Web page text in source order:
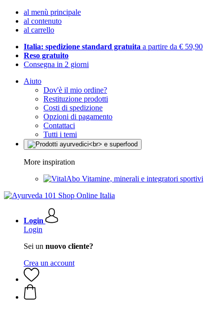
al menù principale
al contenuto
al carrello
Italia: spedizione standard gratuita a partire da € 59,90
Reso gratuito
Consegna in 2 giorni
Aiuto
Dov'è il mio ordine?
Restituzione prodotti
Costi di spedizione
Opzioni di pagamento
Contattaci
Tutti i temi
More inspiration
Vitamine, minerali e integratori sportivi
Login
Login
Sei un nuovo cliente?
Crea un account